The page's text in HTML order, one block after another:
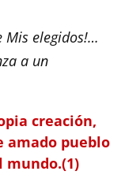
Mis elegidos!…
a un
creación,
amado pueblo